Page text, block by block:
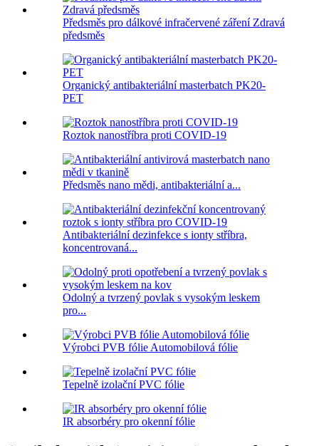
Předsměs pro dálkové infračervené záření Zdravá
předsměs
Organický antibakteriální masterbatch PK20-
PET
Roztok nanostříbra proti COVID-19
Předsměs nano mědi, antibakteriální a...
Antibakteriální dezinfekce s ionty stříbra,
koncentrovaná...
Odolný a tvrzený povlak s vysokým leskem
pro...
Výrobci PVB fólie Automobilová fólie
Tepelně izolační PVC fólie
IR absorbéry pro okenní fólie